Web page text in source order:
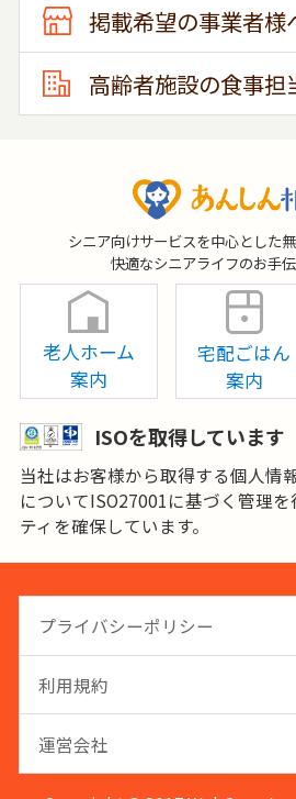
掲載希望の事業者様
高齢者施設の食事担
シニア向けサービスを中心とした
快適なシニアライフのお手伝
老人ホーム
案内
宅配ごはん
案内
ISOを取得しています
当社はお客様から取得する個人情
についてISO27001に基づく管理
ティを確保しています。
プライバシーポリシー
利用規約
運営会社